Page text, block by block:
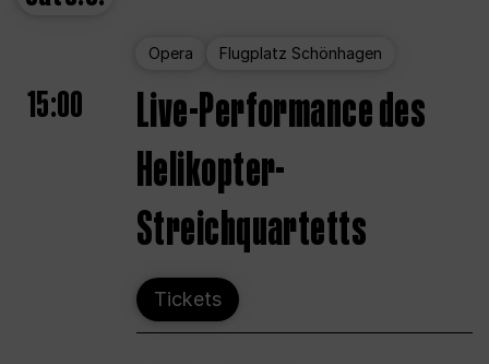
Opera Flugplatz Schönhagen
15:00
Live-Performance des
Helikopter-
Streichquartetts
Tickets